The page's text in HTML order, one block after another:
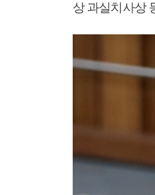
상 과실치사상